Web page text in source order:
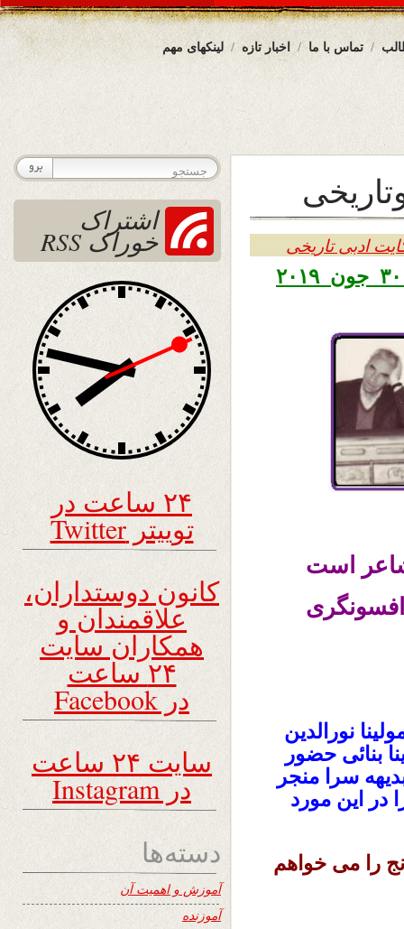
لینکهای مهم اخبار تازه تماس با ما
ادبی تاریخی
تاریخ نشر یکشنبه نهم سرطان ۱۳۹۸ – ۳۰ جون ۲۰۱۹
است
افسونگری
نورالدین
بنائی حضور
سرا منجر
در این مورد
را می خواهم
اشتراک
خوراک RSS
۲۴ ساعت در
توییتر Twitter
کانون دوستداران،
علاقمندان و
همکاران سایت
۲۴ ساعت
در Facebook
سایت ۲۴ ساعت
در Instagram
دسته‌ها
آموزش و اهمیت آن
آموزنده